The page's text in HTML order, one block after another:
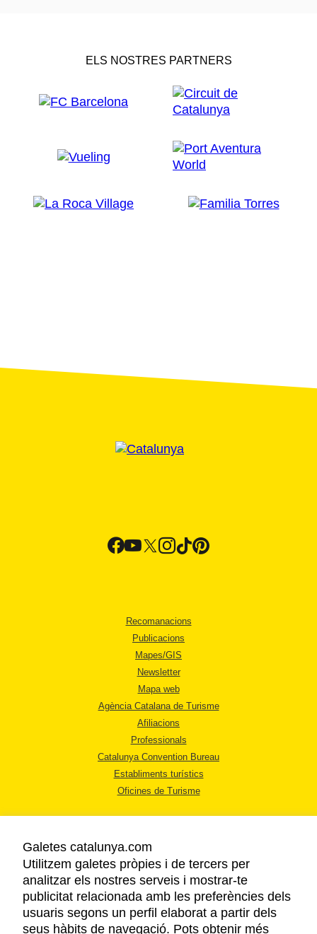
ELS NOSTRES PARTNERS
Recomanacions
Publicacions
Mapes/GIS
Newsletter
Mapa web
Agència Catalana de Turisme
Afiliacions
Professionals
Catalunya Convention Bureau
Establiments turístics
Oficines de Turisme
AVÍS LEGAL
POLÍTICA DE PRIVACITAT
COOKIES
Galetes catalunya.com
Utilitzem galetes pròpies i de tercers per
analitzar els nostres serveis i mostrar-te
publicitat relacionada amb les preferències dels
usuaris segons un perfil elaborat a partir dels
seus hàbits de navegació. Pots obtenir més